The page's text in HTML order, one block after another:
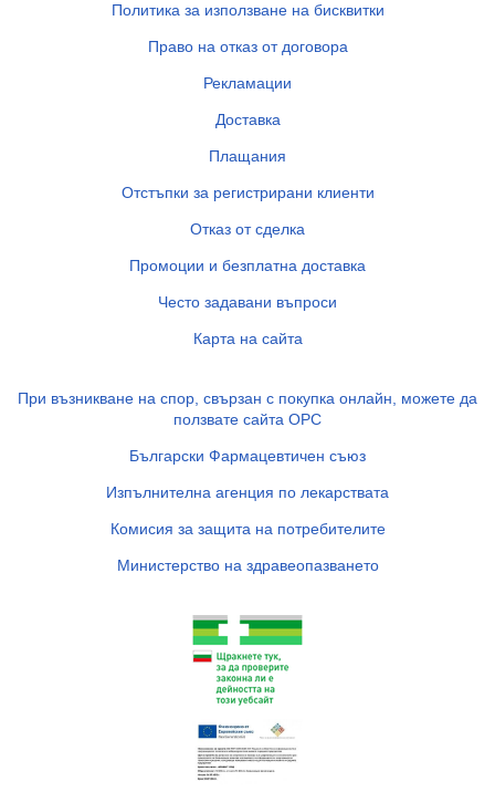
Политика за използване на бисквитки
Право на отказ от договора
Рекламации
Доставка
Плащания
Отстъпки за регистрирани клиенти
Отказ от сделка
Промоции и безплатна доставка
Често задавани въпроси
Карта на сайта
При възникване на спор, свързан с покупка онлайн, можете да
ползвате сайта ОРС
Български Фармацевтичен съюз
Изпълнителна агенция по лекарствата
Комисия за защита на потребителите
Министерство на здравеопазването